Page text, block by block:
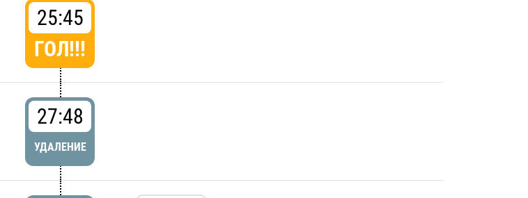
25:45
ГОЛ!!!
27:48
УДАЛЕНИЕ